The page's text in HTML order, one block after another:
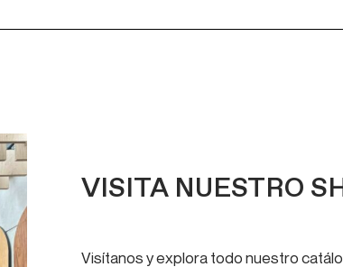
VISITA NUESTRO
Visítanos y explora todo nuestro